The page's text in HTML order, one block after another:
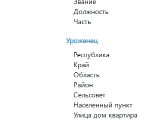
Должность
Часть
Уроженец
Республика
Край
Область
Район
Сельсовет
Населенный пункт
Улица дом квартира